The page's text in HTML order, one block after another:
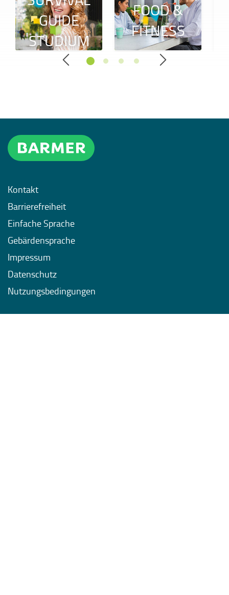
GUIDE
STUDIUM
FOOD &
FITNESS
Kontakt
Barrierefreiheit
Einfache Sprache
Gebärdensprache
Impressum
Datenschutz
Nutzungsbedingungen